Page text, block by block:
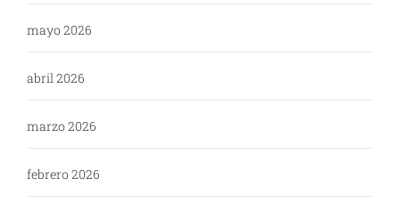
mayo 2026
abril 2026
marzo 2026
febrero 2026